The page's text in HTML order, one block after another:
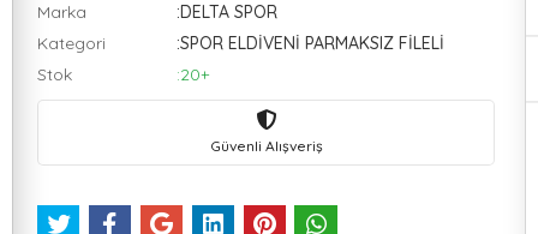
Marka
:DELTA SPOR
Kategori
:SPOR ELDİVENİ PARMAKSIZ FİLELİ
Stok
:20+
Güvenli Alışveriş